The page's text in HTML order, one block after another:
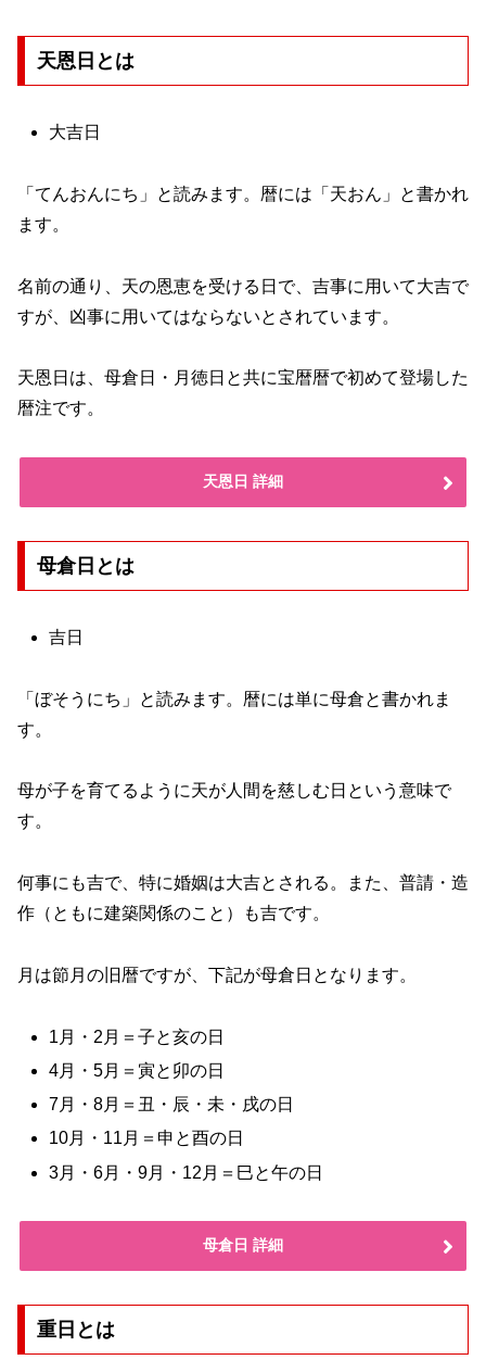
天恩日とは
大吉日
「てんおんにち」と読みます。暦には「天おん」と書かれ
ます。
名前の通り、天の恩恵を受ける日で、吉事に用いて大吉で
すが、凶事に用いてはならないとされています。
天恩日は、母倉日・月徳日と共に宝暦暦で初めて登場した
暦注です。
天恩日 詳細
母倉日とは
吉日
「ぼそうにち」と読みます。暦には単に母倉と書かれま
す。
母が子を育てるように天が人間を慈しむ日という意味で
す。
何事にも吉で、特に婚姻は大吉とされる。また、普請・造
作（ともに建築関係のこと）も吉です。
月は節月の旧暦ですが、下記が母倉日となります。
1月・2月＝子と亥の日
4月・5月＝寅と卯の日
7月・8月＝丑・辰・未・戌の日
10月・11月＝申と酉の日
3月・6月・9月・12月＝巳と午の日
母倉日 詳細
重日とは